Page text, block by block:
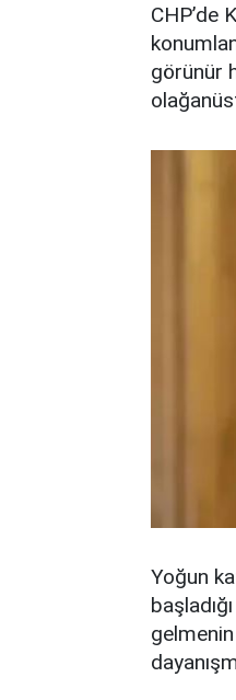
CHP’de
görünür
Yoğun